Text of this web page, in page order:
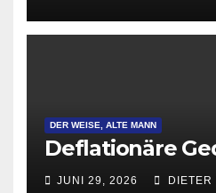
DER WEISE, ALTE MANN
Deflationäre
JUNI 29, 2026 DIETER